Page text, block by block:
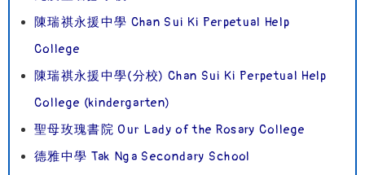
陳瑞祺永援中學 Chan Sui Ki Perpetual Help
College
陳瑞祺永援中學(分校) Chan Sui Ki Perpetual Help
College (kindergarten)
聖母玫瑰書院 Our Lady of the Rosary College
德雅中學 Tak Nga Secondary School